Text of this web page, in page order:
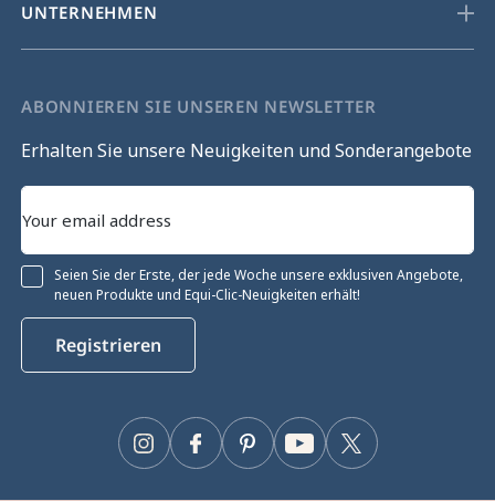
UNTERNEHMEN
ABONNIEREN SIE UNSEREN NEWSLETTER
Erhalten Sie unsere Neuigkeiten und Sonderangebote
Seien Sie der Erste, der jede Woche unsere exklusiven Angebote,
neuen Produkte und Equi-Clic-Neuigkeiten erhält!
Registrieren
Facebook Twitter
YouTube
Pinterest
Instagram